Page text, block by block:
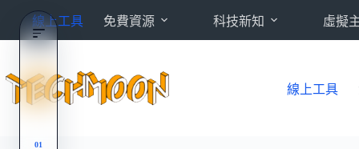
內
線上工具 免費資源 科技新知 虛擬
線上工具
01